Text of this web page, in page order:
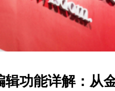
功能详解：从